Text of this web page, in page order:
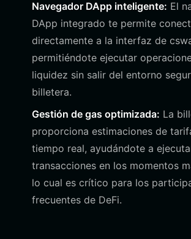
Navegador DApp inteligente: El
DApp integrado te permite
directamente a la interfaz de
permitiéndote ejecutar
liquidez sin salir del entorno
billetera.
Gestión de gas optimizada: La
proporciona estimaciones de
tiempo real, ayudándote a
transacciones en los momentos
lo cual es crítico para los
frecuentes de DeFi.